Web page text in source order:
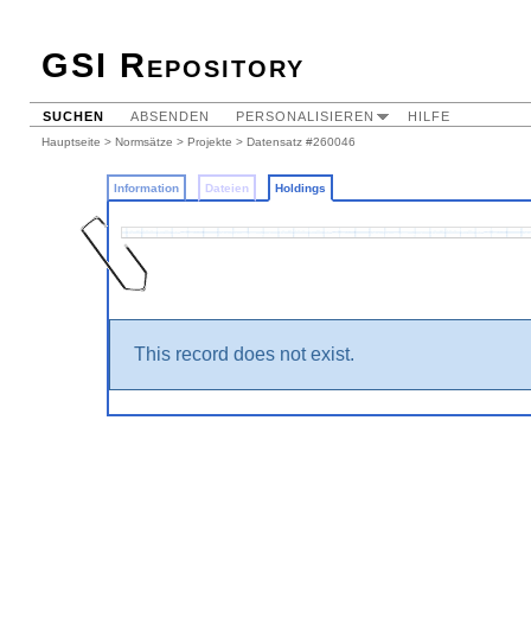
GSI Repository
SUCHEN ABSENDEN PERSONALISIEREN HILFE
Hauptseite > Normsätze > Projekte > Datensatz #260046
Information Dateien Holdings
This record does not exist.